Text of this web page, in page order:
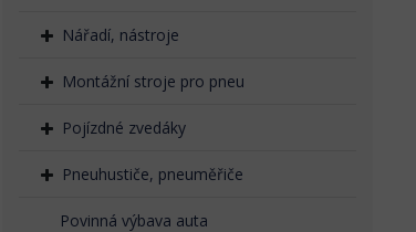
Nářadí, nástroje
Montážní stroje pro pneu
Pojízdné zvedáky
Pneuhustiče, pneuměřiče
Povinná výbava auta